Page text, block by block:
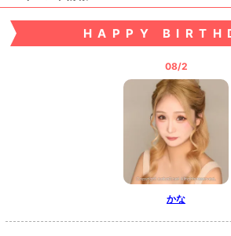
HAPPY
08/2
かな